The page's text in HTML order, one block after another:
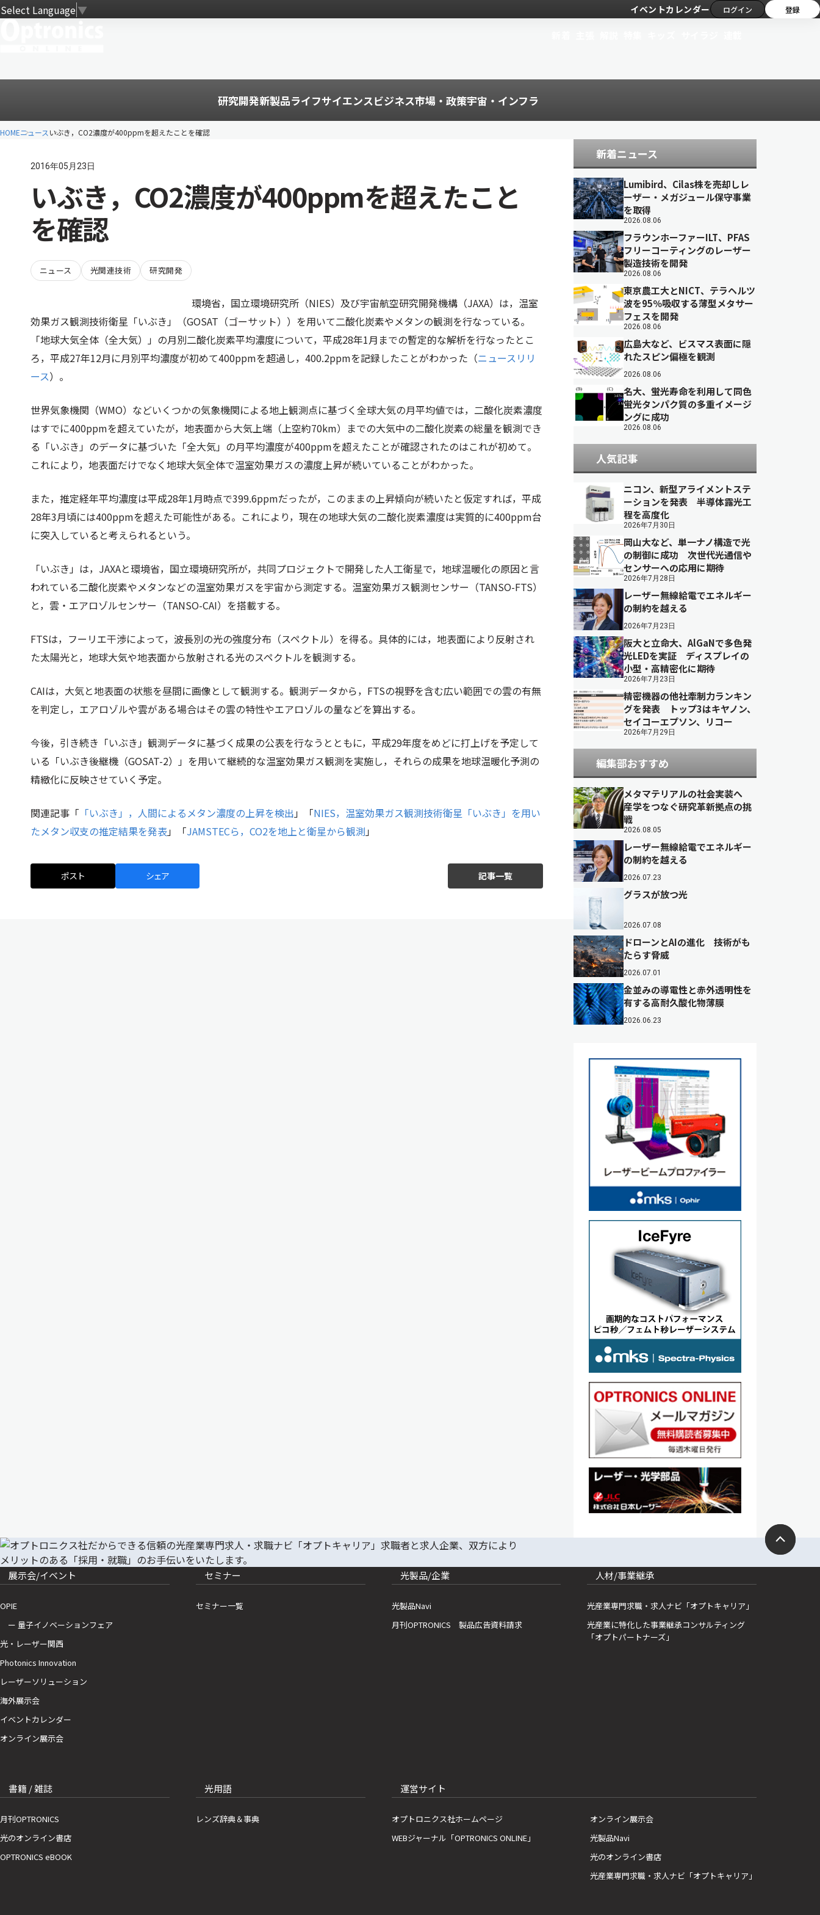
Select Language▼ イベントカレンダー ログイン 登録
研究開発新製品ライフサイエンスビジネス市場・政策宇宙・インフラ
HOMEニュース いぶき，CO2濃度が400ppmを超えたことを確認
2016年05月23日
いぶき，CO2濃度が400ppmを超えたこと
を確認
ニュース 光関連技術 研究開発
環境省，国立環境研究所（NIES）及び宇宙航空研究開発機構（JAXA）は，温室
効果ガス観測技術衛星「いぶき」（GOSAT（ゴーサット））を用いて二酸化炭素やメタンの観測を行なっている。
「地球大気全体（全大気）」の月別二酸化炭素平均濃度について，平成28年1月までの暫定的な解析を行なったとこ
ろ，平成27年12月に月別平均濃度が初めて400ppmを超過し，400.2ppmを記録したことがわかった（ニュースリリ
ース）。
世界気象機関（WMO）などいくつかの気象機関による地上観測点に基づく全球大気の月平均値では，二酸化炭素濃度
はすでに400ppmを超えていたが，地表面から大気上端（上空約70km）までの大気中の二酸化炭素の総量を観測でき
る「いぶき」のデータに基づいた「全大気」の月平均濃度が400ppmを超えたことが確認されたのはこれが初めて。
これにより，地表面だけでなく地球大気全体で温室効果ガスの濃度上昇が続いていることがわかった。
また，推定経年平均濃度は平成28年1月時点で399.6ppmだったが，このままの上昇傾向が続いたと仮定すれば，平成
28年3月頃には400ppmを超えた可能性がある。これにより，現在の地球大気の二酸化炭素濃度は実質的に400ppm台
に突入していると考えられるという。
「いぶき」は，JAXAと環境省，国立環境研究所が，共同プロジェクトで開発した人工衛星で，地球温暖化の原因と言
われている二酸化炭素やメタンなどの温室効果ガスを宇宙から測定する。温室効果ガス観測センサー（TANSO-FTS）
と，雲・エアロゾルセンサー（TANSO-CAI）を搭載する。
FTSは，フーリエ干渉によって，波長別の光の強度分布（スペクトル）を得る。具体的には，地表面により反射され
た太陽光と，地球大気や地表面から放射される光のスペクトルを観測する。
CAIは，大気と地表面の状態を昼間に画像として観測する。観測データから，FTSの視野を含む広い範囲での雲の有無
を判定し，エアロゾルや雲がある場合はその雲の特性やエアロゾルの量などを算出する。
今後，引き続き「いぶき」観測データに基づく成果の公表を行なうとともに，平成29年度をめどに打上げを予定して
いる「いぶき後継機（GOSAT-2）」を用いて継続的な温室効果ガス観測を実施し，それらの成果を地球温暖化予測の
精緻化に反映させていく予定。
関連記事「 「いぶき」，人間によるメタン濃度の上昇を検出」「NIES，温室効果ガス観測技術衛星「いぶき」を用い
たメタン収支の推定結果を発表」「JAMSTECら，CO2を地上と衛星から観測」
ポスト シェア 記事一覧
新着ニュース
Lumibird、Cilas株を売却しレ
ーザー・メガジュール保守事業
を取得
2026.08.06
フラウンホーファーILT、PFAS
フリーコーティングのレーザー
製造技術を開発
2026.08.06
東京農工大とNICT、テラヘルツ
波を95％吸収する薄型メタサー
フェスを開発
2026.08.06
広島大など、ビスマス表面に隠
れたスピン偏極を観測
2026.08.06
名大、蛍光寿命を利用して同色
蛍光タンパク質の多重イメージ
ングに成功
2026.08.06
人気記事
ニコン、新型アライメントステ
ーションを発表 半導体露光工
程を高度化
2026年7月30日
岡山大など、単一ナノ構造で光
の制御に成功 次世代光通信や
センサーへの応用に期待
2026年7月28日
レーザー無線給電でエネルギー
の制約を越える
2026年7月23日
阪大と立命大、AlGaNで多色発
光LEDを実証 ディスプレイの
小型・高精密化に期待
2026年7月23日
精密機器の他社牽制力ランキン
グを発表 トップ3はキヤノン、
セイコーエプソン、リコー
2026年7月29日
編集部おすすめ
メタマテリアルの社会実装へ
産学をつなぐ研究革新拠点の挑
戦
2026.08.05
レーザー無線給電でエネルギー
の制約を越える
2026.07.23
グラスが放つ光
2026.07.08
ドローンとAIの進化 技術がも
たらす脅威
2026.07.01
金並みの導電性と赤外透明性を
有する高耐久酸化物薄膜
2026.06.23
展示会/イベント
OPIE
ー 量子イノベーションフェア
光・レーザー関西
Photonics Innovation
レーザーソリューション
海外展示会
イベントカレンダー
オンライン展示会
セミナー
セミナー一覧
光製品/企業
光製品Navi
月刊OPTRONICS 製品広告資料請求
人材/事業継承
光産業専門求職・求人ナビ「オプトキャリア」
光産業に特化した事業継承コンサルティング
「オプトパートナーズ」
書籍 / 雑誌
月刊OPTRONICS
光のオンライン書店
OPTRONICS eBOOK
光用語
レンズ辞典＆事典
運営サイト
オプトロニクス社ホームページ
WEBジャーナル「OPTRONICS ONLINE」
オンライン展示会
光製品Navi
光のオンライン書店
光産業専門求職・求人ナビ「オプトキャリア」